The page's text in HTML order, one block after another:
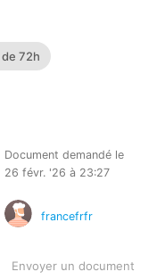
72h
Document demandé le
26 févr. '26 à 23:27
francefrfr
Envoyer un document